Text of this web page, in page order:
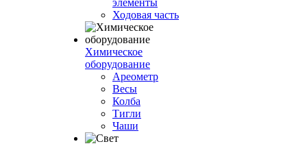
элементы
Ходовая часть
Химическое
оборудование
Ареометр
Весы
Колба
Тигли
Чаши